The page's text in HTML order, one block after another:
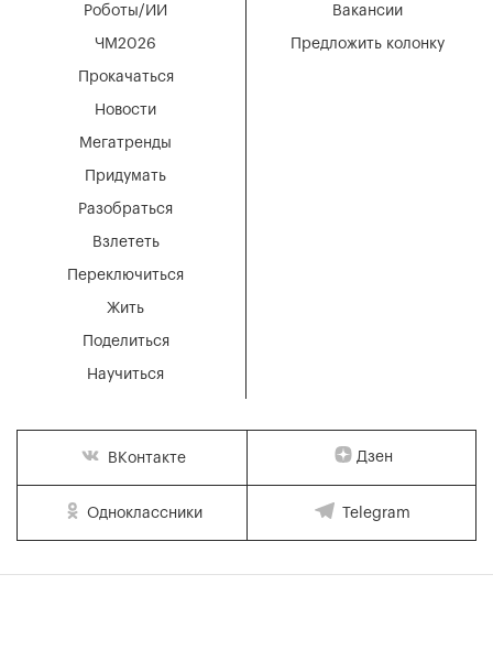
Мегатренды
Придумать
Разобраться
Взлететь
Новости
Переключиться
Жить
Поделиться
Научиться
Роботы/ИИ
ЧМ2026
Прокачаться
Вакансии
Предложить колонку
ВКонтакте Дзен
Одноклассники Telegram